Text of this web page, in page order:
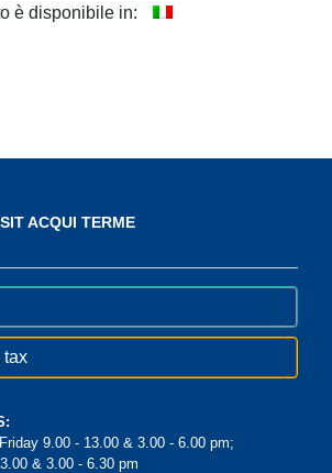
è disponibile in:
ACQUI TERME
tax
9.00 - 13.00 & 3.00 - 6.00 pm;
& 3.00 - 6.30 pm